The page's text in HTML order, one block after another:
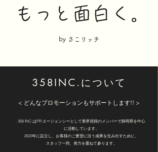
もっと面白く。
​by さこリッチ
358INC.について
< どんなプロモーションもサポートします!! >
358 INC.はPR エージェンシーとして業界屈指のメンバーで静岡県を中心
に活動しています。
2023年に設立し、お客様のご要望に沿う成果を生み出すために、
スタッフ一同、努力を重ねて参ります。